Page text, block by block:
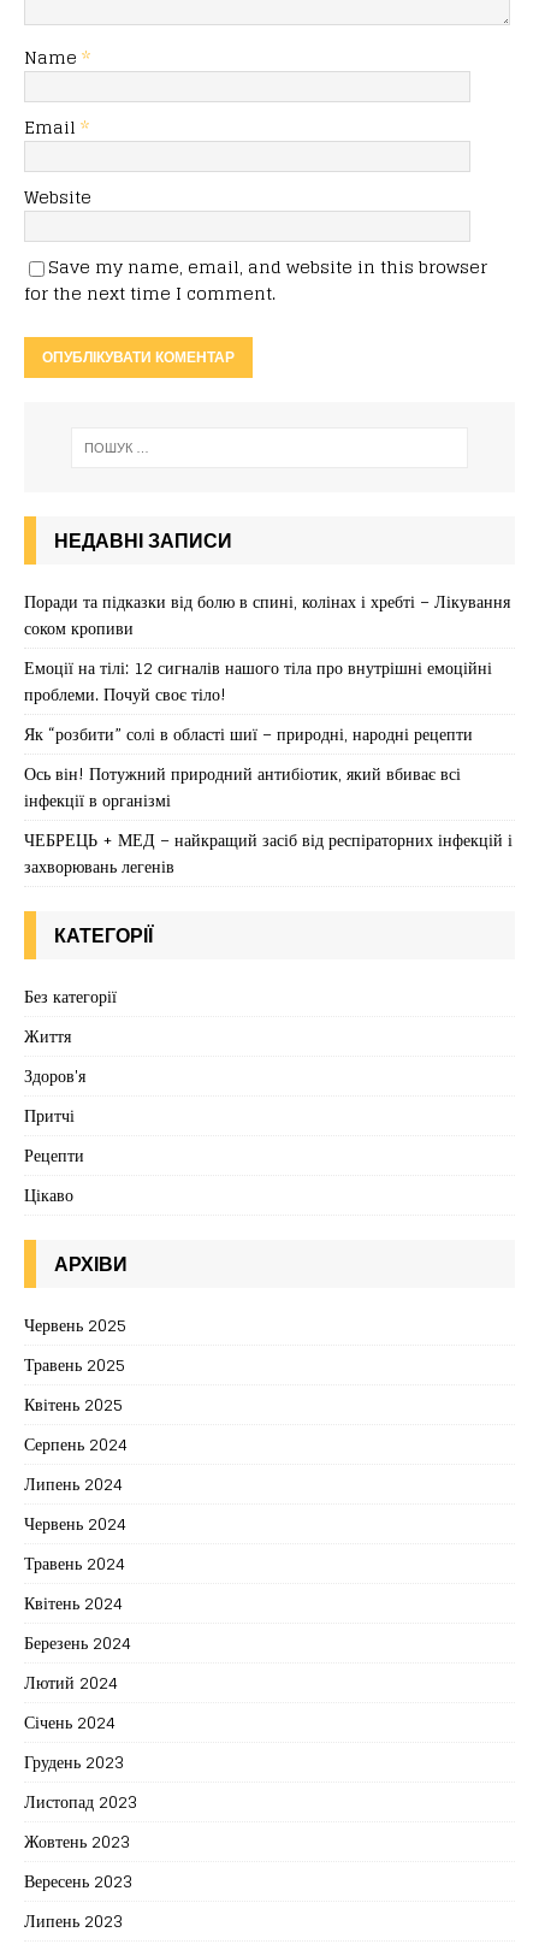
Name *
Email *
Website
Save my name, email, and website in this browser
for the next time I comment.
НЕДАВНІ ЗАПИСИ
Поради та підказки від болю в спині, колінах і хребті – Лікування
соком кропиви
Емоції на тілі: 12 сигналів нашого тіла про внутрішні емоційні
проблеми. Почуй своє тіло!
Як “розбити” солі в області шиї – природні, народні рецепти
Ось він! Потужний природний антибіотик, який вбиває всі
інфекції в організмі
ЧЕБРЕЦЬ + МЕД – найкращий засіб від респіраторних інфекцій і
захворювань легенів
КАТЕГОРІЇ
Без категорії
Життя
Здоров'я
Притчі
Рецепти
Цікаво
АРХІВИ
Червень 2025
Травень 2025
Квітень 2025
Серпень 2024
Липень 2024
Червень 2024
Травень 2024
Квітень 2024
Березень 2024
Лютий 2024
Січень 2024
Грудень 2023
Листопад 2023
Жовтень 2023
Вересень 2023
Липень 2023